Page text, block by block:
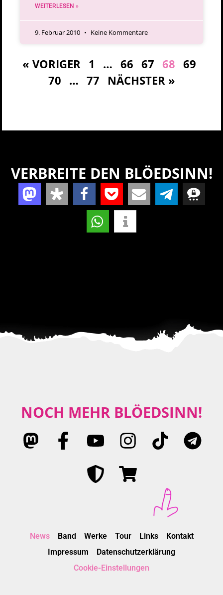
WEITERLESEN »
9. Februar 2010 Keine Kommentare
« VORIGER 1 … 66 67 68 69
70 … 77 NÄCHSTER »
VERBREITE DEN BLÖEDSINN!
NOCH MEHR BLÖEDSINN!
News Band Werke Tour Links
Kontakt
Impressum
Datenschutzerklärung
Cookie-Einstellungen